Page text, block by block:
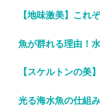
【地味激美】これ
魚が群れる理由！
【スケルトンの美
光る海水魚の仕組